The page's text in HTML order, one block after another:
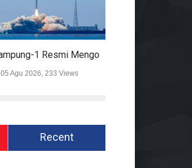
05 Agu 2026, 233 Views
Recent